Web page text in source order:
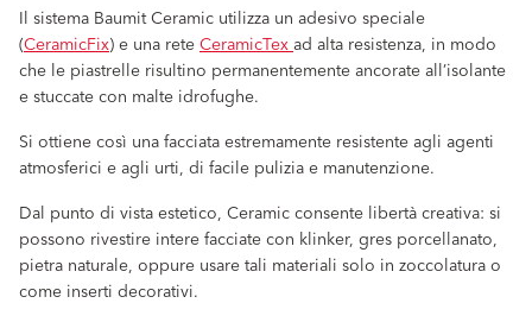
Il sistema Baumit Ceramic utilizza un adesivo speciale
(CeramicFix) e una reteCeramicTexad alta resistenza, in modo
che le piastrelle risultino permanentemente ancorate all’isolante
e stuccate con malte idrofughe.
Si ottiene così una facciata estremamente resistente agli agenti
atmosferici e agli urti, di facile pulizia e manutenzione.
Dal punto di vista estetico, Ceramic consente libertà creativa: si
possono rivestire intere facciate con klinker, gres porcellanato,
pietra naturale, oppure usare tali materiali solo in zoccolatura o
come inserti decorativi.